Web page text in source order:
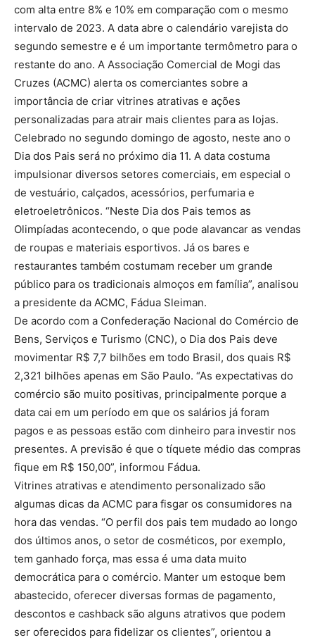
com alta entre 8% e 10% em comparação com o mesmo
intervalo de 2023. A data abre o calendário varejista do
segundo semestre e é um importante termômetro para o
restante do ano. A Associação Comercial de Mogi das
Cruzes (ACMC) alerta os comerciantes sobre a
importância de criar vitrines atrativas e ações
personalizadas para atrair mais clientes para as lojas.
Celebrado no segundo domingo de agosto, neste ano o
Dia dos Pais será no próximo dia 11. A data costuma
impulsionar diversos setores comerciais, em especial o
de vestuário, calçados, acessórios, perfumaria e
eletroeletrônicos. “Neste Dia dos Pais temos as
Olimpíadas acontecendo, o que pode alavancar as vendas
de roupas e materiais esportivos. Já os bares e
restaurantes também costumam receber um grande
público para os tradicionais almoços em família”, analisou
a presidente da ACMC, Fádua Sleiman.
De acordo com a Confederação Nacional do Comércio de
Bens, Serviços e Turismo (CNC), o Dia dos Pais deve
movimentar R$ 7,7 bilhões em todo Brasil, dos quais R$
2,321 bilhões apenas em São Paulo. “As expectativas do
comércio são muito positivas, principalmente porque a
data cai em um período em que os salários já foram
pagos e as pessoas estão com dinheiro para investir nos
presentes. A previsão é que o tíquete médio das compras
fique em R$ 150,00”, informou Fádua.
Vitrines atrativas e atendimento personalizado são
algumas dicas da ACMC para fisgar os consumidores na
hora das vendas. “O perfil dos pais tem mudado ao longo
dos últimos anos, o setor de cosméticos, por exemplo,
tem ganhado força, mas essa é uma data muito
democrática para o comércio. Manter um estoque bem
abastecido, oferecer diversas formas de pagamento,
descontos e cashback são alguns atrativos que podem
ser oferecidos para fidelizar os clientes”, orientou a